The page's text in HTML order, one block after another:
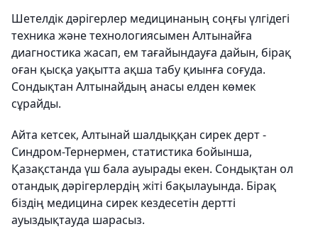
Шетелдік дәрігерлер медицинаның соңғы үлгідегі
техника және технологиясымен Алтынайға
диагностика жасап, ем тағайындауға дайын, бірақ
оған қысқа уақытта ақша табу қиынға соғуда.
Сондықтан Алтынайдың анасы елден көмек
сұрайды.
Айта кетсек, Алтынай шалдыққан сирек дерт -
Синдром-Тернермен, статистика бойынша,
Қазақстанда үш бала ауырады екен. Сондықтан ол
отандық дәрігерлердің жіті бақылауында. Бірақ
біздің медицина сирек кездесетін дертті
ауыздықтауда шарасыз.